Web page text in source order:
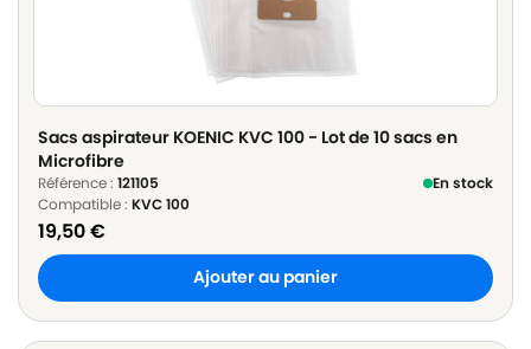
Sacs aspirateur KOENIC KVC 100 - Lot de 10 sacs en
Microfibre
Référence : 121105
En stock
Compatible : KVC 100
19,50€
Ajouter au panier